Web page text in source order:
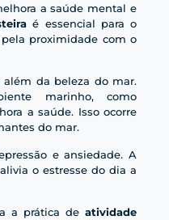
a saúde mental e
é essencial para o
proximidade com o
além da beleza do mar.
marinho, como
a saúde. Isso ocorre
do mar.
e ansiedade. A
o estresse do dia a
a prática de atividade